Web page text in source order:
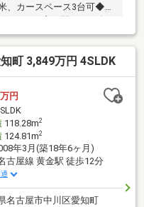
、カースペース3台可◆ご
グは、窓を開けても人目
ます！◆1階に約4帖の納
日のお洗濯にも活躍◆明
す◆バルコニーは2ヶ所
干す事ができ便利です
・白アリ点検◆「愛知小
おすすめ！◆「平和堂(豊
町 3,849万円 4SLDK
万円
118.28m2
124.81m2
年3月(築18年6ヶ月)
古屋線 黄金駅 徒歩12分
名古屋市中川区愛知町